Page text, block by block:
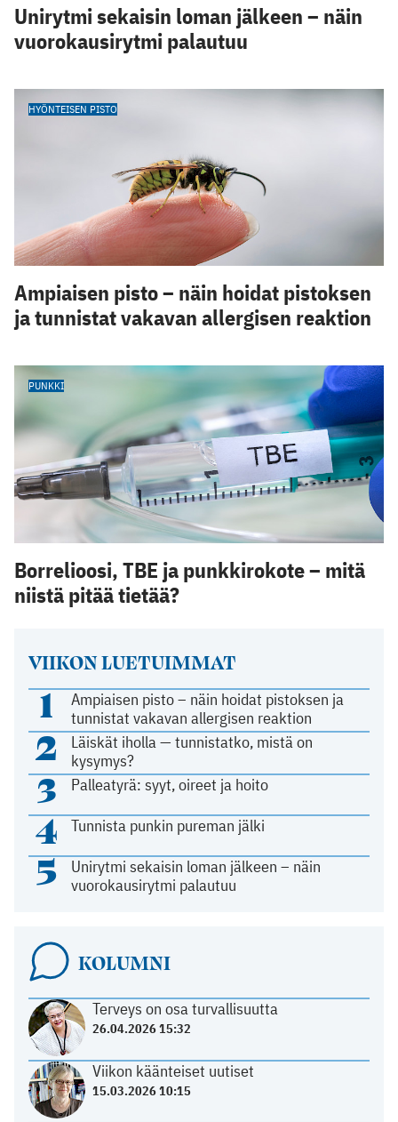
VIIKON LUETUIMMAT
1
Ampiaisen pisto – näin hoidat pistoksen ja
tunnistat vakavan allergisen reaktion
2
Läiskät iholla — tunnistatko, mistä on
kysymys?
3 Palleatyrä: syyt, oireet ja hoito
4 Tunnista punkin pureman jälki
5
Unirytmi sekaisin loman jälkeen – näin
vuorokausirytmi palautuu
KOLUMNI
Terveys on osa turvallisuutta
26.04.2026 15:32
Viikon käänteiset uutiset
15.03.2026 10:15
Unirytmi sekaisin loman jälkeen – näin
vuorokausirytmi palautuu
HYÖNTEISEN PISTO
Ampiaisen pisto – näin hoidat pistoksen
ja tunnistat vakavan allergisen reaktion
PUNKKI
Borrelioosi, TBE ja punkkirokote – mitä
niistä pitää tietää?